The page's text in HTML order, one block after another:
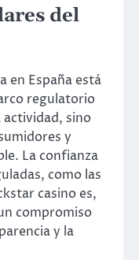
del
en España está
regulatorio
sino
y
La confianza
como las
casino es,
compromiso
y la